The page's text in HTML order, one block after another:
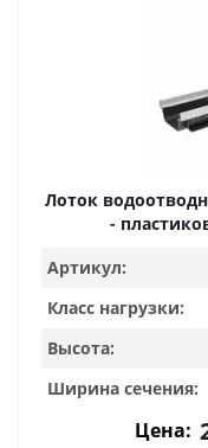
Лоток
-
Артикул:
Класс нагрузки:
Высота:
Ширина сечения:
Цена: